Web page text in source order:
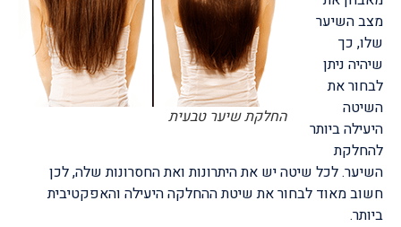
החלקת שיער טבעית
מצב השיער
שלו, כך
שיהיה ניתן
לבחור את
השיטה
היעילה ביותר
להחלקת
השיער. לכל שיטה יש את היתרונות ואת החסרונות שלה, לכן
חשוב מאוד לבחור את שיטת ההחלקה היעילה והאפקטיבית
ביותר.